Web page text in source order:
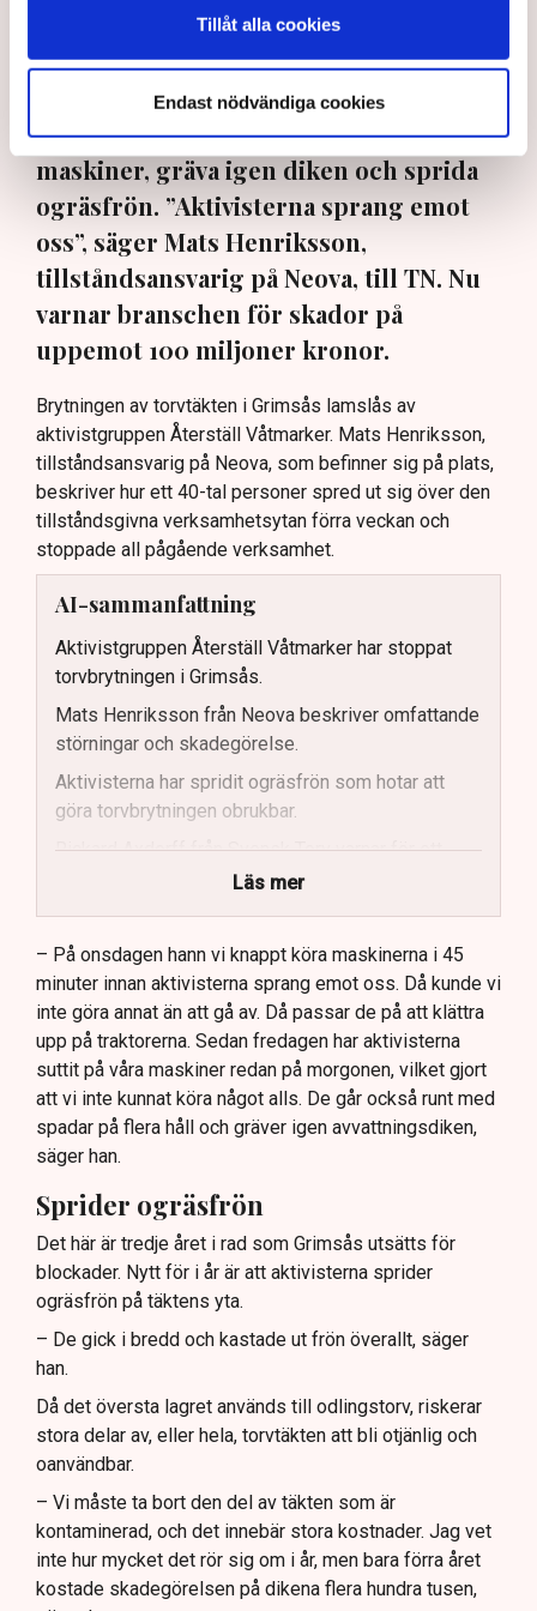
Tillåt alla cookies
Endast nödvändiga cookies
Aktivister har åter lamslagit
torvbrytningen i Grimsås – den här
gången genom att klättra upp på
maskiner, gräva igen diken och sprida
ogräsfrön. ”Aktivisterna sprang emot
oss”, säger Mats Henriksson,
tillståndsansvarig på Neova, till TN. Nu
varnar branschen för skador på
uppemot 100 miljoner kronor.
Brytningen av torvtäkten i Grimsås lamslås av
aktivistgruppen Återställ Våtmarker. Mats Henriksson,
tillståndsansvarig på Neova, som befinner sig på plats,
beskriver hur ett 40-tal personer spred ut sig över den
tillståndsgivna verksamhetsytan förra veckan och
stoppade all pågående verksamhet.
AI-sammanfattning
Aktivistgruppen Återställ Våtmarker har stoppat
torvbrytningen i Grimsås.
Mats Henriksson från Neova beskriver omfattande
störningar och skadegörelse.
Aktivisterna har spridit ogräsfrön som hotar att
göra torvbrytningen obrukbar.
Rickard Axdorff från Svensk Torv varnar för ett
stort ekonomiskt sabotage.
Dialogpolisen på plats står maktlös inför
aktivisternas handlingar.
Frågor kvarstår om finansiering av illegal aktivism.
Läs mer
– På onsdagen hann vi knappt köra maskinerna i 45
minuter innan aktivisterna sprang emot oss. Då kunde vi
inte göra annat än att gå av. Då passar de på att klättra
upp på traktorerna. Sedan fredagen har aktivisterna
suttit på våra maskiner redan på morgonen, vilket gjort
att vi inte kunnat köra något alls. De går också runt med
spadar på flera håll och gräver igen avvattningsdiken,
säger han.
Sprider ogräsfrön
Det här är tredje året i rad som Grimsås utsätts för
blockader. Nytt för i år är att aktivisterna sprider
ogräsfrön på täktens yta.
– De gick i bredd och kastade ut frön överallt, säger
han.
Då det översta lagret används till odlingstorv, riskerar
stora delar av, eller hela, torvtäkten att bli otjänlig och
oanvändbar.
– Vi måste ta bort den del av täkten som är
kontaminerad, och det innebär stora kostnader. Jag vet
inte hur mycket det rör sig om i år, men bara förra året
kostade skadegörelsen på dikena flera hundra tusen,